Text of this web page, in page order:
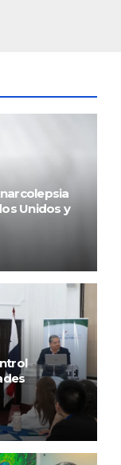
Unidos y